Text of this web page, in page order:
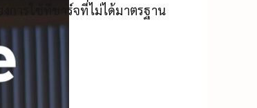
การใช้ที่ชาร์จที่ไม่ได้มาตรฐาน